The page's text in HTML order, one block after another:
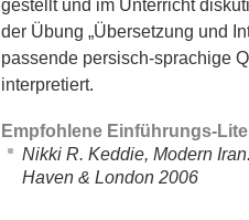
gestellt und im Unterricht
der Übung „Übersetzung und
passende persisch-sprachige
interpretiert.
Empfohlene Einführungs-
Nikki R. Keddie, Modern
Haven & London 2006